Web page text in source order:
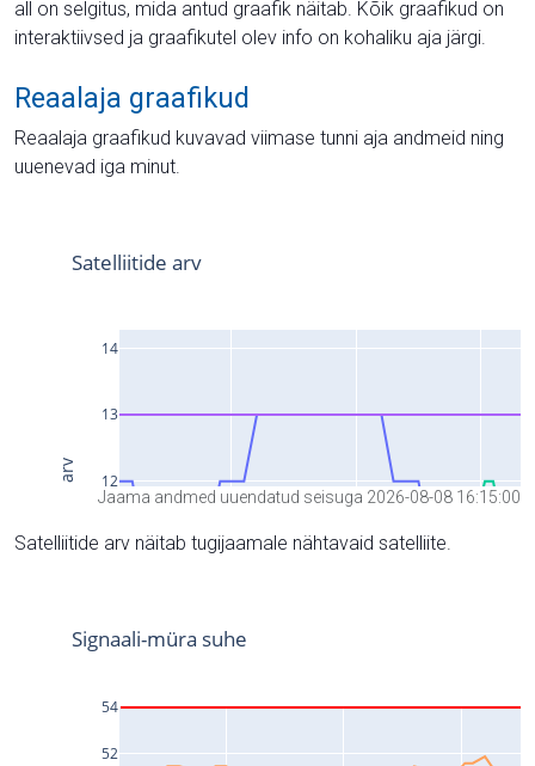
all on selgitus, mida antud graafik näitab. Kõik graafikud on
interaktiivsed ja graafikutel olev info on kohaliku aja järgi.
Reaalaja graafikud
Reaalaja graafikud kuvavad viimase tunni aja andmeid ning
uuenevad iga minut.
Jaama andmed uuendatud seisuga 2026-08-08 16:15:00
Satelliitide arv näitab tugijaamale nähtavaid satelliite.